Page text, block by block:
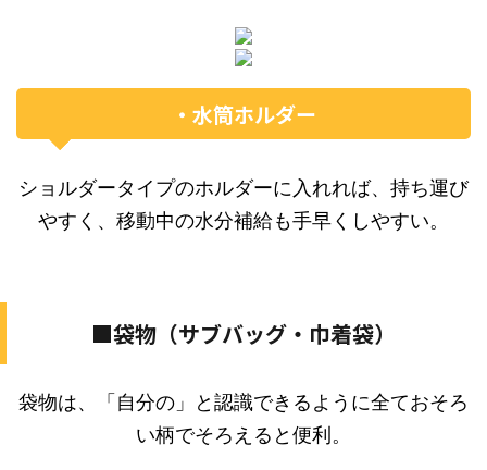
・水筒ホルダー
ショルダータイプのホルダーに入れれば、持ち運び
やすく、移動中の水分補給も手早くしやすい。
■袋物（サブバッグ・巾着袋）
袋物は、「自分の」と認識できるように全ておそろ
い柄でそろえると便利。